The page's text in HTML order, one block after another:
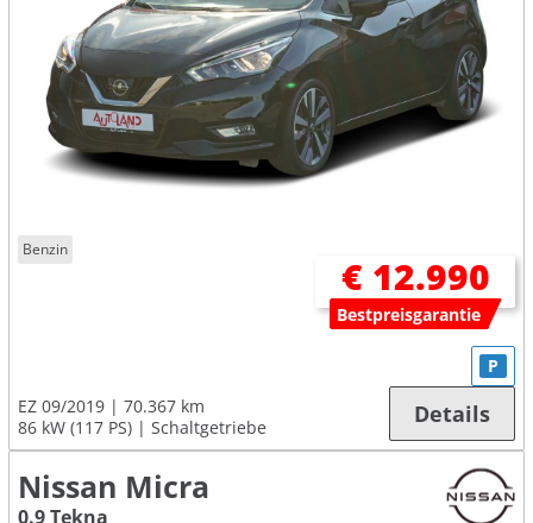
Benzin
€ 12.990
Bestpreisgarantie
EZ 09/2019
70.367 km
86 kW (117 PS)
Schaltgetriebe
P
Details
Nissan Micra
0.9 Tekna